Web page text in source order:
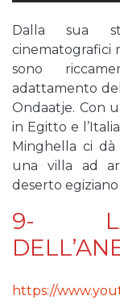
Dalla sua
cinematografici
sono
adattamento
Ondaatje. Con
in Egitto e
Minghella ci
una villa ad
deserto
9- LA
https://